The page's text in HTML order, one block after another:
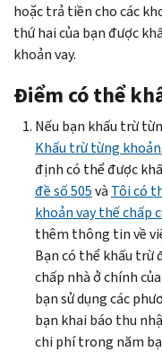
hoặc trả tiền cho các
thứ hai của bạn được
khoản vay.
Điểm có thể
Nếu bạn khấu trừ
Khấu trừ từng khoản
định có thể được
đề số 505và Tôi có
khoản vay thế chấp
thêm thông tin về
Bạn có thể khấu trừ
chấp nhà ở chính
bạn sử dụng các
bạn khai báo thu
chi phí trong năm